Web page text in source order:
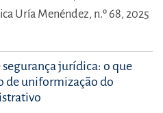
Uría Menéndez, n.º 68, 2025
jurídica: o que
de uniformização do